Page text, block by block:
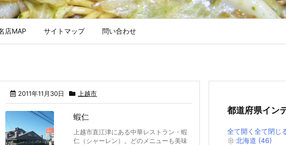
店MAP サイトマップ 問い合わせ
2011年11月30日 上越市
蝦仁
上越市直江津にある中華レストラン・蝦
仁（シャーレン）。どのメニューも美味
都道府県イン
全て開く 全て閉じ
北海道 (46)